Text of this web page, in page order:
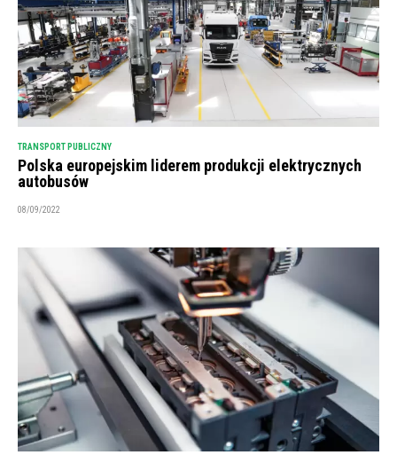
TRANSPORT PUBLICZNY
Polska europejskim liderem produkcji elektrycznych
autobusów
08/09/2022